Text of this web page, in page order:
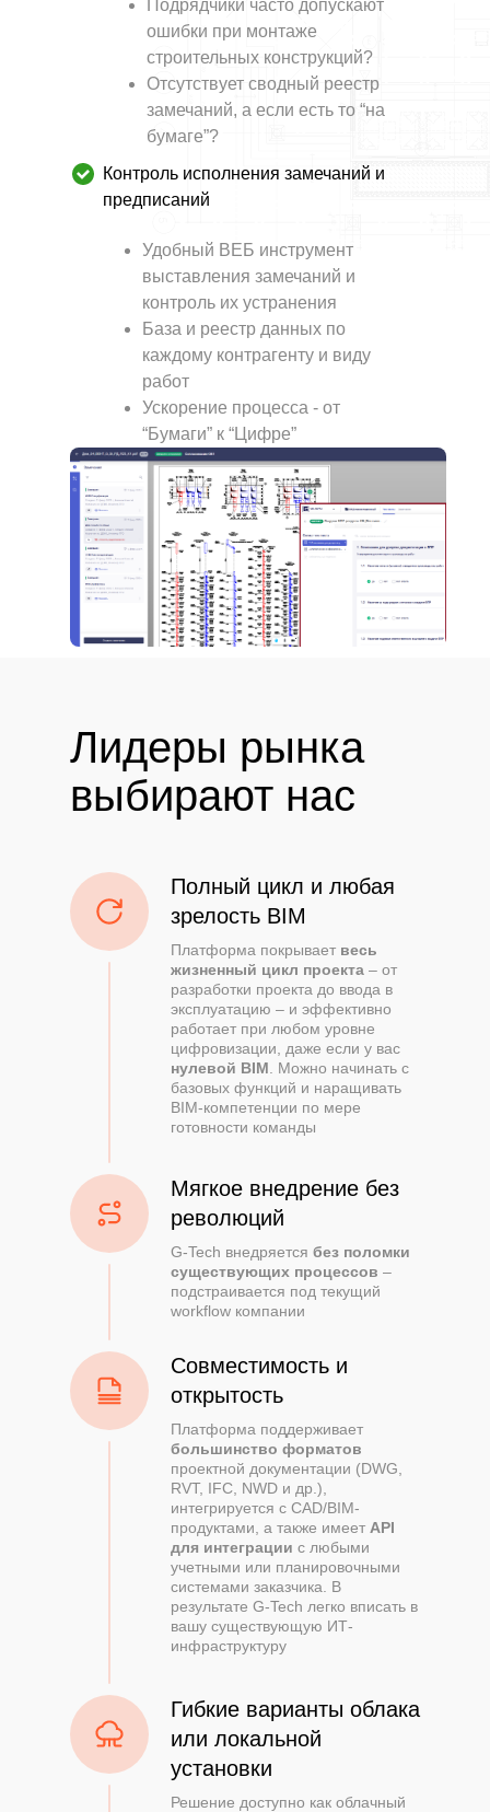
Подрядчики часто допускают
ошибки при монтаже
строительных конструкций?
Отсутствует сводный реестр
замечаний, а если есть то “на
бумаге”?
Контроль исполнения замечаний и
предписаний
Удобный ВЕБ инструмент
выставления замечаний и
контроль их устранения
База и реестр данных по
каждому контрагенту и виду
работ
Ускорение процесса - от
“Бумаги” к “Цифре”
Лидеры рынка
выбирают нас
G-Tech внедряется без поломки
существующих процессов –
подстраивается под текущий
workflow компании
Мягкое внедрение без
революций
Платформа покрывает весь
жизненный цикл проекта – от
разработки проекта до ввода в
эксплуатацию – и эффективно
работает при любом уровне
цифровизации, даже если у вас
нулевой BIM . Можно начинать с
базовых функций и наращивать
BIM-компетенции по мере
готовности команды
Полный цикл и любая
зрелость BIM
Решение доступно как облачный
Гибкие варианты облака
или локальной
установки
Платформа поддерживает
большинство форматов
проектной документации (DWG,
RVT, IFC, NWD и др.),
интегрируется с CAD/BIM-
продуктами, а также имеет API
для интеграции с любыми
учетными или планировочными
системами заказчика. В
результате G-Tech легко вписать в
вашу существующую ИТ-
инфраструктуру
Совместимость и
открытость